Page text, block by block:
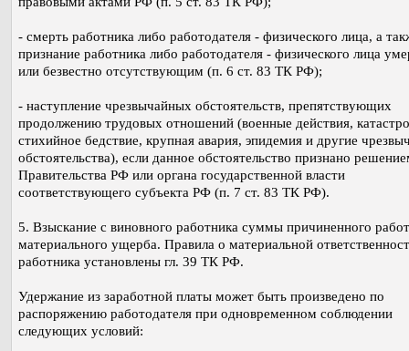
- смерть работника либо работодателя - физического лица, а
признание работника либо работодателя - физического лица
или безвестно отсутствующим (п. 6 ст. 83 ТК РФ);
- наступление чрезвычайных обстоятельств, препятствующих
продолжению трудовых отношений (военные действия,
стихийное бедствие, крупная авария, эпидемия и другие
обстоятельства), если данное обстоятельство признано
Правительства РФ или органа государственной власти
соответствующего субъекта РФ (п. 7 ст. 83 ТК РФ).
5. Взыскание с виновного работника суммы причиненного
материального ущерба. Правила о материальной
работника установлены гл. 39 ТК РФ.
Удержание из заработной платы может быть произведено по
распоряжению работодателя при одновременном соблюдении
следующих условий: